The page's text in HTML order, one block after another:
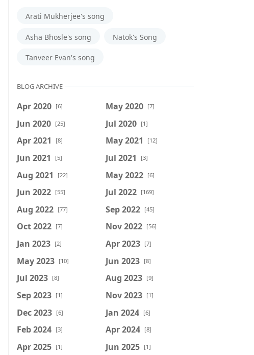
Arati Mukherjee's song
Asha Bhosle's song Natok's Song
Tanveer Evan's song
BLOG ARCHIVE
Apr 2020 [6] May 2020 [7]
Jun 2020 [25] Jul 2020 [1]
Apr 2021 [8] May 2021 [12]
Jun 2021 [5] Jul 2021 [3]
Aug 2021 [22] May 2022 [6]
Jun 2022 [55] Jul 2022 [169]
Aug 2022 [77] Sep 2022 [45]
Oct 2022 [7] Nov 2022 [56]
Jan 2023 [2] Apr 2023 [7]
May 2023 [10] Jun 2023 [8]
Jul 2023 [8] Aug 2023 [9]
Sep 2023 [1] Nov 2023 [1]
Dec 2023 [6] Jan 2024 [6]
Feb 2024 [3] Apr 2024 [8]
Apr 2025 [1] Jun 2025 [1]